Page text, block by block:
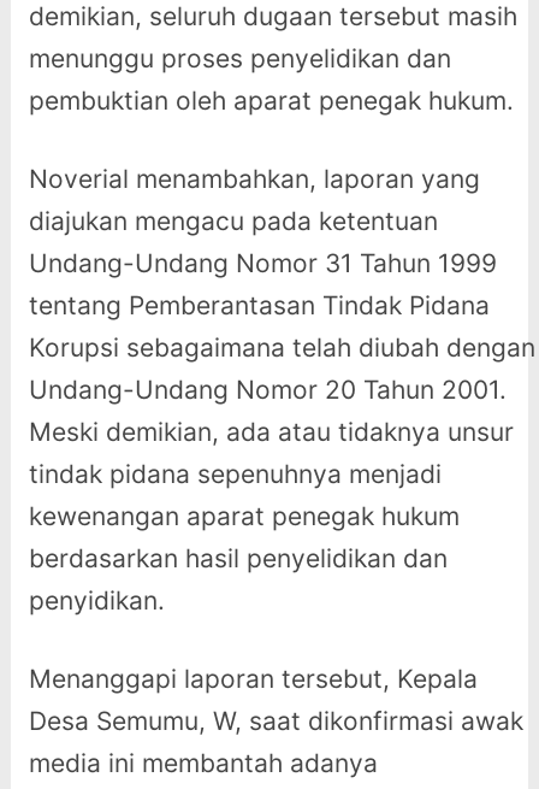
demikian, seluruh dugaan tersebut masih
menunggu proses penyelidikan dan
pembuktian oleh aparat penegak hukum.
Noverial menambahkan, laporan yang
diajukan mengacu pada ketentuan
Undang-Undang Nomor 31 Tahun 1999
tentang Pemberantasan Tindak Pidana
Korupsi sebagaimana telah diubah dengan
Undang-Undang Nomor 20 Tahun 2001.
Meski demikian, ada atau tidaknya unsur
tindak pidana sepenuhnya menjadi
kewenangan aparat penegak hukum
berdasarkan hasil penyelidikan dan
penyidikan.
Menanggapi laporan tersebut, Kepala
Desa Semumu, W, saat dikonfirmasi awak
media ini membantah adanya